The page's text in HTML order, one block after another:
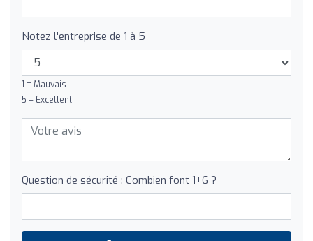
Notez l'entreprise de 1 à 5
1 = Mauvais
5 = Excellent
Question de sécurité : Combien font 1+6 ?